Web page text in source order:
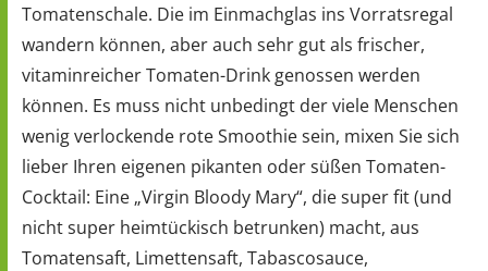
Tomatenschale. Die im Einmachglas ins Vorratsregal
wandern können, aber auch sehr gut als frischer,
vitaminreicher Tomaten-Drink genossen werden
können. Es muss nicht unbedingt der viele Menschen
wenig verlockende rote Smoothie sein, mixen Sie sich
lieber Ihren eigenen pikanten oder süßen Tomaten-
Cocktail: Eine „Virgin Bloody Mary“, die super fit (und
nicht super heimtückisch betrunken) macht, aus
Tomatensaft, Limettensaft, Tabascosauce,